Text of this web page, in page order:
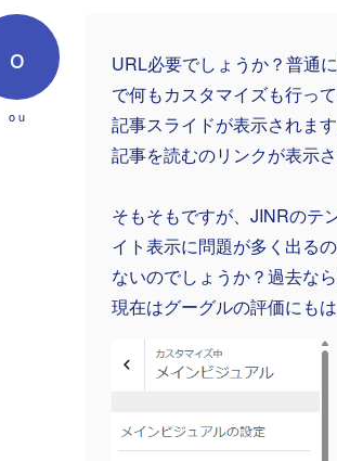
o
o u
URL必要でしょうか？普通
で何もカスタマイズも行っ
記事スライドが表示されま
記事を読むのリンクが表示
そもそもですが、JINRのテ
イト表示に問題が多く出る
ないのでしょうか？過去な
現在はグーグルの評価にも